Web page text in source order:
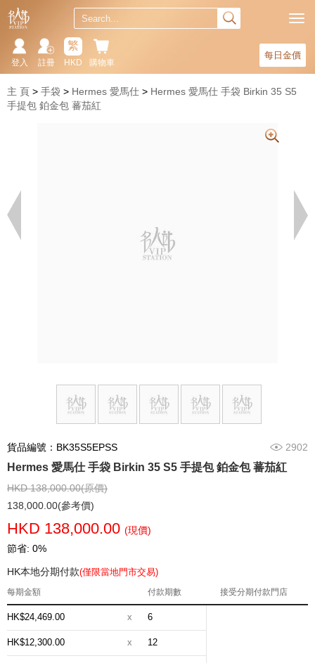
每日金價
購物車
繁
HKD
註冊
登入
主 頁 手袋 Hermes 愛馬仕
Hermes 愛馬仕 手袋 Birkin 35 S5
手提包 鉑金包 蕃茄紅
貨品編號：BK35S5EPSS 2902
Hermes 愛馬仕 手袋 Birkin 35 S5 手提包 鉑金包 蕃茄紅
HKD 138,000.00(原價)
138,000.00(參考價)
HKD 138,000.00 (現價)
節省: 0%
HK本地分期付款(僅限當地門市交易)
每期金額 付款期數 接受分期付款門店
HK$24,469.00 x 6
HK$12,300.00 x 12